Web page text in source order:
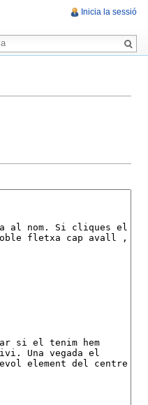
Inicia la sessió